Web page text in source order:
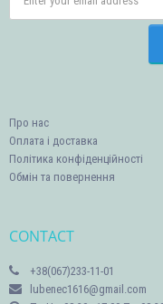
Про нас
Оплата і доставка
Політика конфіденційності
Обмін та повернення
CONTACT
+38(067)233-11-01
lubenec1616@gmail.com